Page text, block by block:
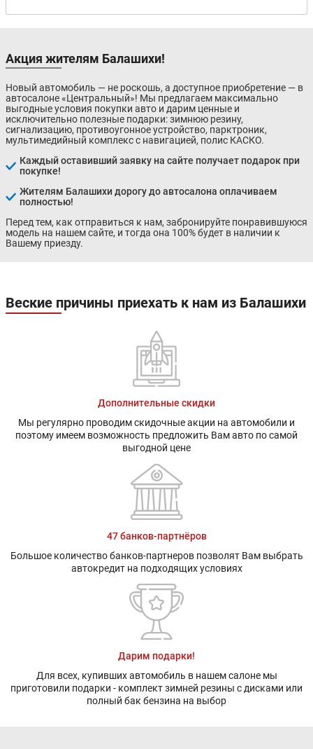
Акция жителям Балашихи!
Новый автомобиль — не роскошь, а доступное приобретение — в
автосалоне «Центральный»! Мы предлагаем максимально
выгодные условия покупки авто и дарим ценные и
исключительно полезные подарки: зимнюю резину,
сигнализацию, противоугонное устройство, парктроник,
мультимедийный комплекс с навигацией, полис КАСКО.
Каждый оставивший заявку на сайте получает подарок при
покупке!
Жителям Балашихи дорогу до автосалона оплачиваем
полностью!
Перед тем, как отправиться к нам, забронируйте понравившуюся
модель на нашем сайте, и тогда она 100% будет в наличии к
Вашему приезду.
Веские причины приехать к нам из Балашихи
Дополнительные скидки
Мы регулярно проводим скидочные акции на автомобили и
поэтому имеем возможность предложить Вам авто по самой
выгодной цене
47 банков-партнёров
Большое количество банков-партнеров позволят Вам выбрать
автокредит на подходящих условиях
Дарим подарки!
Для всех, купивших автомобиль в нашем салоне мы
приготовили подарки - комплект зимней резины с дисками или
полный бак бензина на выбор